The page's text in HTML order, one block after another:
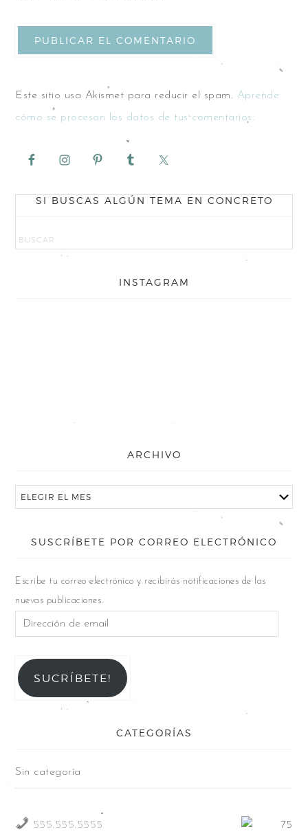
Este sitio usa Akismet para reducir el spam. Aprende
cómo se procesan los datos de tus comentarios.
SI BUSCAS ALGÚN TEMA EN CONCRETO
INSTAGRAM
ARCHIVO
SUSCRÍBETE POR CORREO ELECTRÓNICO
Escribe tu correo electrónico y recibirás notificaciones de las
nuevas publicaciones.
SUCRÍBETE!
CATEGORÍAS
Sin categoría
555.555.5555